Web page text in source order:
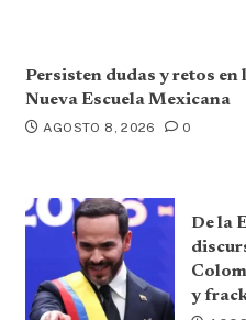
Persisten dudas y retos
Nueva Escuela Mexicana
AGOSTO 8, 2026 0
De la
y